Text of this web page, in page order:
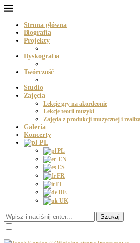
Strona główna
Biografia
Projekty
Dyskografia
Twórczość
Studio
Zajęcia
Lekcje gry na akordeonie
Lekcje teorii muzyki
Zajęcia z produkcji muzycznej i
Galeria
Koncerty
PL
PL
EN
ES
FR
IT
DE
UK
Szukaj